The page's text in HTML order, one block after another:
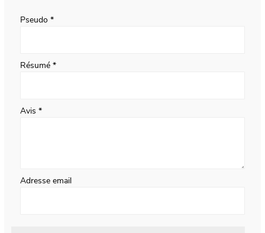
Pseudo
Résumé
Avis
Adresse email